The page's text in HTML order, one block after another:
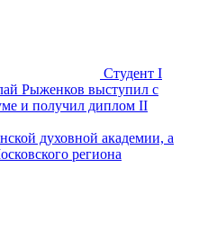
Студент I
Рыженков выступил с
и получил диплом II
духовной академии, а
региона